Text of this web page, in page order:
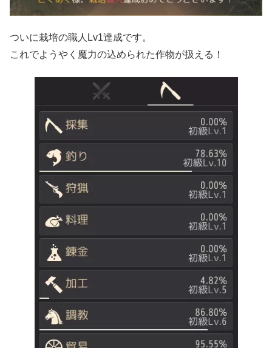
ついに栽培の職人Lv1達成です。
これでようやく魔力の込められた作物が扱える！